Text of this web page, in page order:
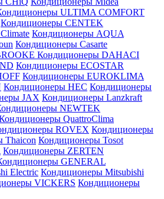
ULTIMA COMFORT
Кондиционеры CENTEK
Кондиционеры AQUA
Кондиционеры Casarte
Кондиционеры DAHACI
Кондиционеры ECOSTAR
Кондиционеры EUROKLIMA
Кондиционеры HEC Кондиционеры
JAX Кондиционеры Lanzkraft
NEWTEK
QuattroClima
ROVEX Кондиционеры
Thaicon Кондиционеры Tosot
Кондиционеры ZERTEN
GENERAL
Electric Кондиционеры Mitsubishi
VICKERS Кондиционеры